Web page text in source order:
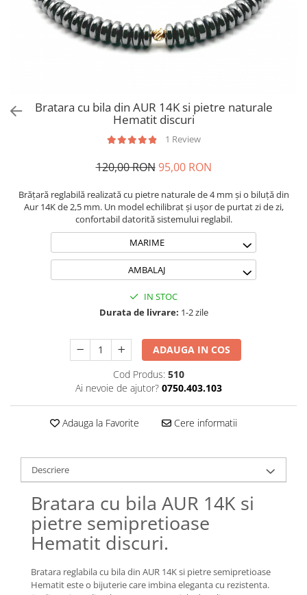
Coliere Transparente cu Stea
Coliere Transparente cu Soare
Coliere Transparente cu Semilună
Coliere Transparente cu Flori
Coliere Transparente cu Animale
Coliere Transparente cu Pietre
Coliere Transparente Diverse
LĂNȚIȘOARE ARGINT
Lănțișoare cu Cruce
Lănțișoare cu Semilună
Lănțișoare cu Animale
Lănțișoare cu Molecule
Lănțișoare cu Pietre Naturale
COLIERE CU PERLE
Coliere cu Perle Preciosa
COLIERE ȘNUR REGLABIL
Coliere cu Inimioare
Coliere cu Cruce
Coliere cu Stea
Coliere cu Soare
Coliere cu Semilună
Coliere cu Zodii
Brățări din Argint cu pietre
semiprețioase
Brățări elastice cu pietre
Bratara cu bila din AUR 14K si pietre naturale
Hematit discuri
1 Review
120,00 RON 95,00 RON
Brățară reglabilă realizată cu pietre naturale de 4 mm și o biluță din
Aur 14K de 2,5 mm. Un model echilibrat și ușor de purtat zi de zi,
confortabil datorită sistemului reglabil.
MARIME
AMBALAJ
IN STOC
Durata de livrare: 1-2 zile
ADAUGA IN COS
Cod Produs: 510
Ai nevoie de ajutor? 0750.403.103
Adauga la Favorite Cere informatii
Descriere
Bratara cu bila AUR 14K si
pietre semipretioase
Hematit discuri.
Bratara reglabila cu bila din AUR 14K si pietre semipretioase
Hematit este o bijuterie care imbina eleganta cu rezistenta.